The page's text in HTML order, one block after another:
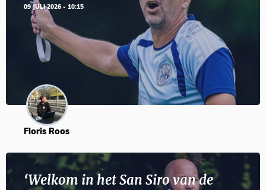
09 JULI 2026 - 10:15
Floris Roos
‘Welkom in het San Siro van de